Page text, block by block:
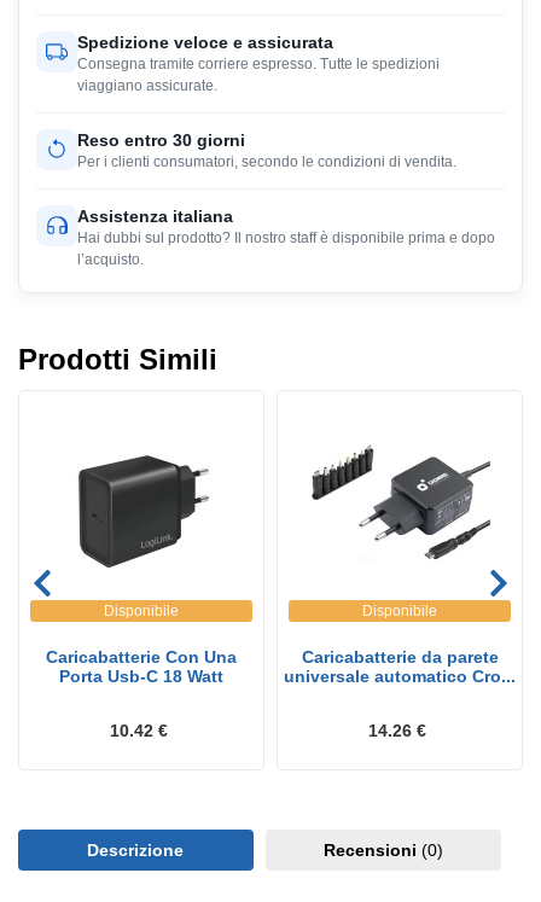
Spedizione veloce e assicurata
Consegna tramite corriere espresso. Tutte le spedizioni
viaggiano assicurate.
Reso entro 30 giorni
Per i clienti consumatori, secondo le condizioni di vendita.
Assistenza italiana
Hai dubbi sul prodotto? Il nostro staff è disponibile prima e dopo
l’acquisto.
Prodotti Simili
Disponibile
Caricabatterie Con Una
Porta Usb-C 18 Watt
10.42 €
Disponibile
Caricabatterie da parete
universale automatico Cro...
14.26 €
Descrizione Recensioni (0)